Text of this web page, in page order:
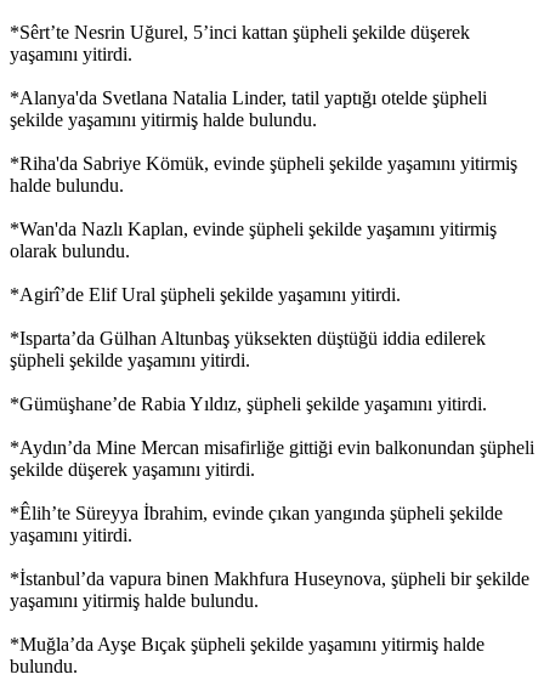
*Sêrt’te Nesrin Uğurel, 5’inci kattan şüpheli şekilde düşerek
yaşamını yitirdi.
*Alanya'da Svetlana Natalia Linder, tatil yaptığı otelde şüpheli
şekilde yaşamını yitirmiş halde bulundu.
*Riha'da Sabriye Kömük, evinde şüpheli şekilde yaşamını yitirmiş
halde bulundu.
*Wan'da Nazlı Kaplan, evinde şüpheli şekilde yaşamını yitirmiş
olarak bulundu.
*Agirî’de Elif Ural şüpheli şekilde yaşamını yitirdi.
*Isparta’da Gülhan Altunbaş yüksekten düştüğü iddia edilerek
şüpheli şekilde yaşamını yitirdi.
*Gümüşhane’de Rabia Yıldız, şüpheli şekilde yaşamını yitirdi.
*Aydın’da Mine Mercan misafirliğe gittiği evin balkonundan şüpheli
şekilde düşerek yaşamını yitirdi.
*Êlih’te Süreyya İbrahim, evinde çıkan yangında şüpheli şekilde
yaşamını yitirdi.
*İstanbul’da vapura binen Makhfura Huseynova, şüpheli bir şekilde
yaşamını yitirmiş halde bulundu.
*Muğla’da Ayşe Bıçak şüpheli şekilde yaşamını yitirmiş halde
bulundu.